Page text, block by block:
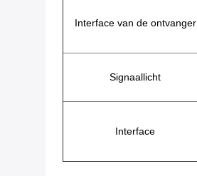
Interface van de ontvanger
Signaallicht
Interface